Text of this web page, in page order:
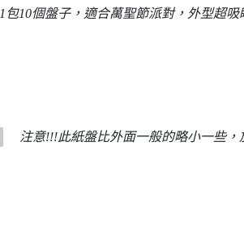
1包10個盤子，適合萬聖節派對，外型超吸
注意!!!此紙盤比外面一般的略小一些